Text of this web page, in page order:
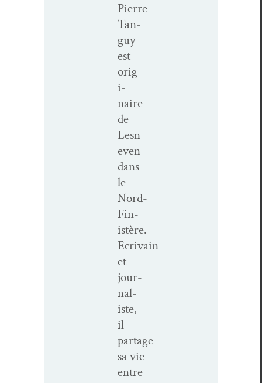
Pierre
Tan­
guy
est
orig­
i­
naire
de
Lesn­
even
dans
le
Nord-
Fin­
istère.
Ecrivain
et
jour­
nal­
iste,
il
partage
sa vie
entre